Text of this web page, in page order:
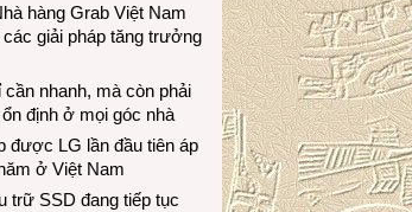
hàng Grab Việt Nam
giải pháp tăng trưởng
cần nhanh, mà còn phải
định ở mọi góc nhà
được LG lần đầu tiên áp
ở Việt Nam
trữ SSD đang tiếp tục